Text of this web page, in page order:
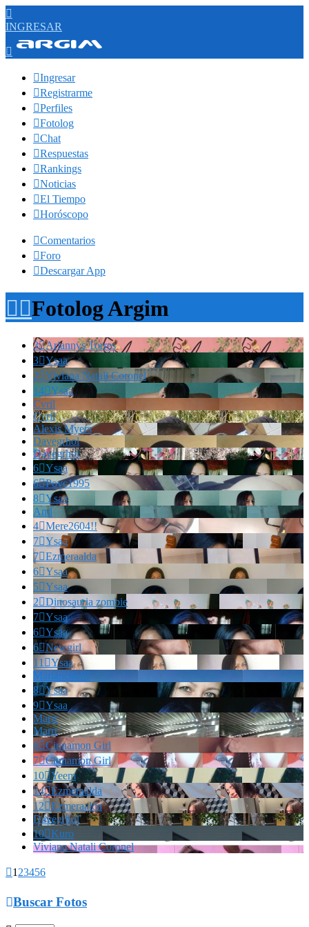

INGRESAR

Ingresar
Registrarme
Perfiles
Fotolog
Chat
Respuestas
Rankings
Noticias
El Tiempo
Horóscopo
Comentarios
Foro
Descargar App
Fotolog Argim
3Ariannys Torres
3Ysaa
2Viviana Natali Coronel
14Ysaa
Cvril
Cvril
Alexis Myers
Davegrhol
Davegrhol
6Ysaa
6Povc1995
8Ysaa
And
4Mere2604!!
7Ysaa
7Ezmeraalda
6Ysaa
5Ysaa
2Dinosauria zombie
7Ysaa
6Ysaa
6Newgirl
11 Ysaa
Marianella!!!
8Ysaa
9Ysaa
Marrr
Marrr
6Cinnamon Girl
7Cinnamon Girl
10Yeem
14Ezmeraalda
12Ezmeraalda
Davegrhol
10Kuro
Viviana Natali Coronel
1 23456
Buscar Fotos